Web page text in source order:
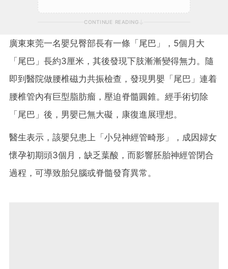
CONTINUE READING
廣東東莞一名嬰兒臀部長有一條「尾巴」，5個月大
「尾巴」長約3厘米，其後發現下肢漸漸變得無力。隨
即到醫院做腰椎磁力共振檢查，發現男嬰「尾巴」連着
腰椎管內有巨型脂肪瘤，壓迫脊髓圓錐。經手術切除
「尾巴」後，男嬰已無大礙，康復進展理想。
醫生表示，該嬰兒患上「小兒神經管畸形」，成因婦女
懷孕初期頭3個月，缺乏葉酸，而影響胚胎神經管閉合
過程，可導致胎兒腦或脊髓發育異常。